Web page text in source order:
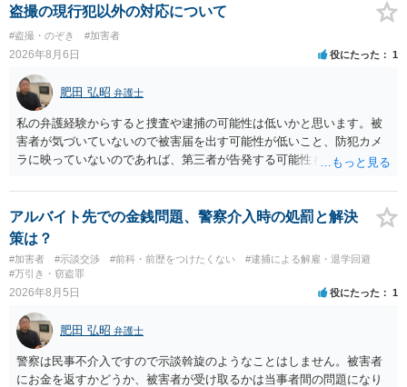
相談を受けられたうえで対処方法を探された方がよいと思われます。
一般論でいえば、任意取り調べの場合、ＩＣレコーダーを持参して取
り調べ内容を録音することは必須だと考えます。
盗撮の現行犯以外の対応について
#盗撮・のぞき #加害者
2026年8月6日 役にたった 1
肥田 弘昭 弁護士
私の弁護経験からすると捜査や逮捕の可能性は低いかと思います。被
害者が気づいていないので被害届を出す可能性が低いこと、防犯カメ
ラに映っていないのであれば、第三者が告発する可能性も低いこと、
座る女性を盗撮(全体像写真1枚と5秒程度の動画)してしまいました。下
着や胸など強調したものではありません。」とありますが、少なくと
も捜査段階では性的姿態等撮影罪の被疑事実で逮捕勾留されるケース
が私の弁護経験では多くなった印象です（最終的には不起訴ないし各
都道府県の迷惑防止条例違反になることもあります）。2度としないこ
とをお勧めいたします。ご参考にしてください。
アルバイト先での金銭問題、警察介入時の処罰と解決
策は？
#加害者 #示談交渉 #前科・前歴をつけたくない
#逮捕による解雇・退学回避
#万引き・窃盗罪
2026年8月5日 役にたった 1
肥田 弘昭 弁護士
警察は民事不介入ですので示談斡旋のようなことはしません。被害者
にお金を返すかどうか、被害者が受け取るかは当事者間の問題になり